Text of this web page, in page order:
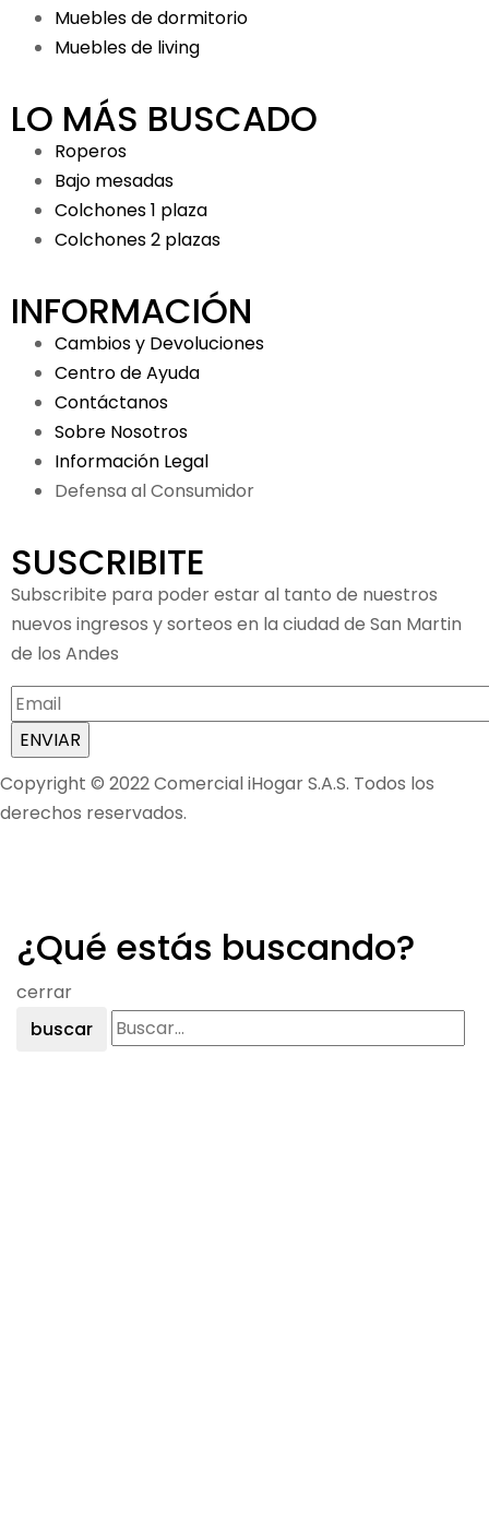
Muebles de dormitorio
Muebles de living
LO MÁS BUSCADO
Roperos
Bajo mesadas
Colchones 1 plaza
Colchones 2 plazas
INFORMACIÓN
Cambios y Devoluciones
Centro de Ayuda
Contáctanos
Sobre Nosotros
Información Legal
Defensa al Consumidor
SUSCRIBITE
Subscribite para poder estar al tanto de nuestros
nuevos ingresos y sorteos en la ciudad de San Martin
de los Andes
Copyright © 2022 Comercial iHogar S.A.S. Todos los
derechos reservados.
¿Qué estás buscando?
cerrar
buscar